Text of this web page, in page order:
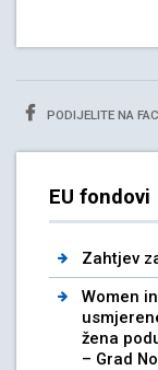
PODIJELITE NA
EU fondovi
Zahtjev
Women
žena
– Grad